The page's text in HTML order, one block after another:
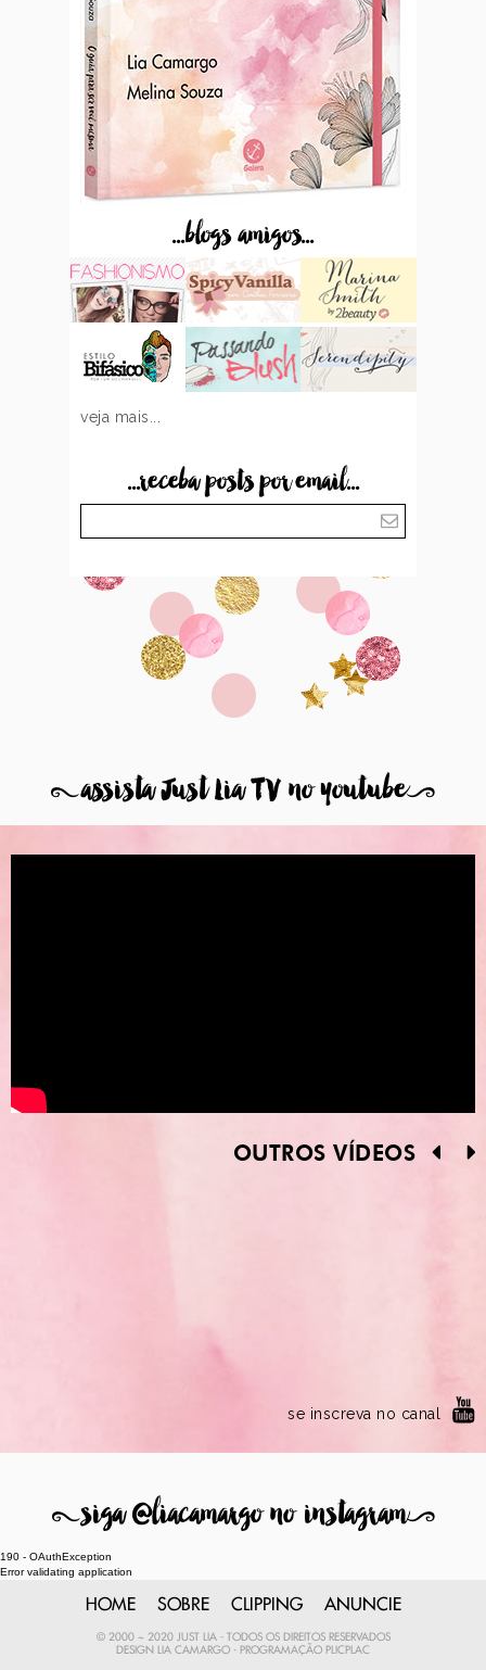
...blogs amigos...
veja mais...
...receba posts por email...
8assista Just Lia TV no youtube9
OUTROS VÍDEOS
se inscreva no canal
8siga @liacamargo no instagram9
190 - OAuthException
Error validating application
HOME SOBRE CLIPPING ANUNCIE
© 2000 ~ 2020 JUST LIA - TODOS OS DIREITOS RESERVADOS
DESIGN
LIA CAMARGO - PROGRAMAÇÃO PLICPLAC